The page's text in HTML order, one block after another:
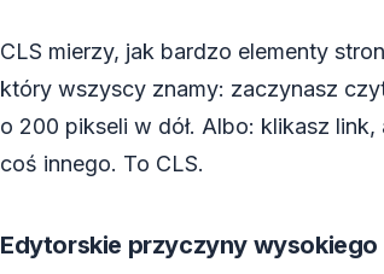
CLS mierzy, jak bardzo elementy
który wszyscy znamy: zaczynasz
o 200 pikseli w dół. Albo: klikasz
coś innego. To CLS.
Edytorskie przyczyny wysokiego